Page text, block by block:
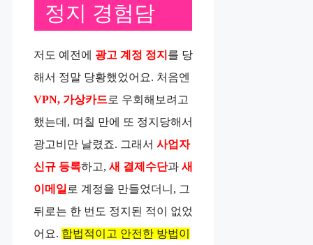
정지 경험담
저도 예전에 광고 계정 정지 를 당
해서 정말 당황했었어요. 처음엔
VPN, 가상카드로 우회해보려고
했는데, 며칠 만에 또 정지당해서
광고비만 날렸죠. 그래서 사업자
신규 등록하고, 새 결제수단과 새
이메일 로 계정을 만들었더니, 그
뒤로는 한 번도 정지된 적이 없었
어요. 합법적이고 안전한 방법이